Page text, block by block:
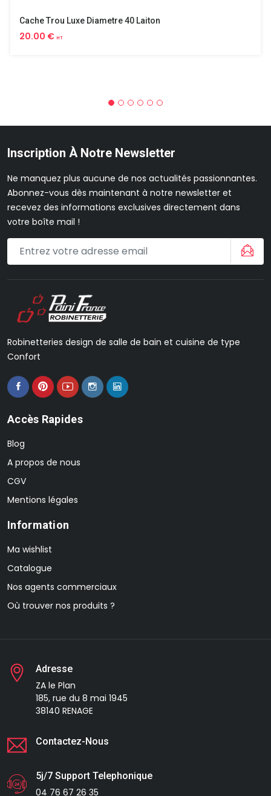
Cache Trou Luxe Diametre 40 Laiton
20.00 € HT
Inscription À Notre Newsletter
Ne manquez plus aucune de nos actualités passionnantes.
Abonnez-vous dès maintenant à notre newsletter et
recevez des informations exclusives directement dans
votre boîte mail !
Robinetteries design de salle de bain et cuisine de type
Confort
Accès Rapides
Blog
A propos de nous
CGV
Mentions légales
Information
Ma wishlist
Catalogue
Nos agents commerciaux
Où trouver nos produits ?
Adresse
ZA le Plan
185, rue du 8 mai 1945
38140 RENAGE
Contactez-Nous
5j/7 Support Telephonique
04 76 67 26 35